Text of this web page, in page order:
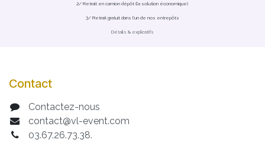
2/ Retrait en camion dépôt (la solution économique)
3/ Retrait gratuit dans l'un de nos entrepôts
Détails & explicatifs
Contact
Contactez-nous
contact@vl-event.com
03.67.26.73.38.